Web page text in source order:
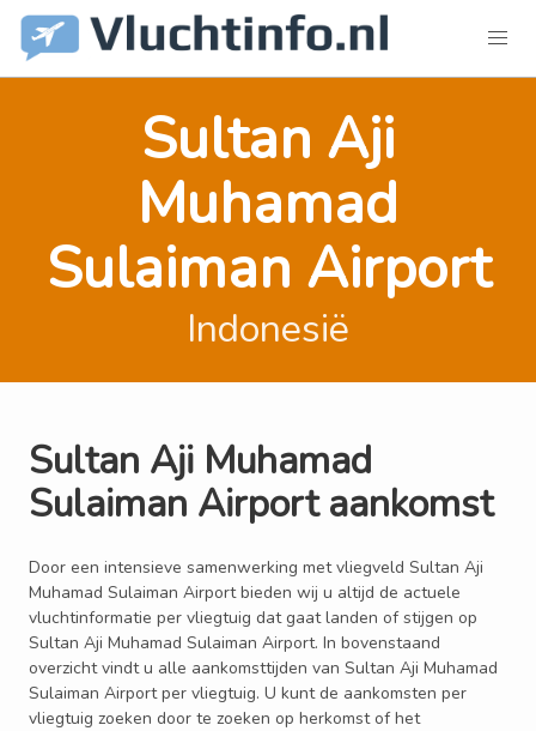
Sultan Aji
Muhamad
Sulaiman Airport
Indonesië
Sultan Aji Muhamad
Sulaiman Airport aankomst
Door een intensieve samenwerking met vliegveld Sultan Aji
Muhamad Sulaiman Airport bieden wij u altijd de actuele
vluchtinformatie per vliegtuig dat gaat landen of stijgen op
Sultan Aji Muhamad Sulaiman Airport. In bovenstaand
overzicht vindt u alle aankomsttijden van Sultan Aji Muhamad
Sulaiman Airport per vliegtuig. U kunt de aankomsten per
vliegtuig zoeken door te zoeken op herkomst of het